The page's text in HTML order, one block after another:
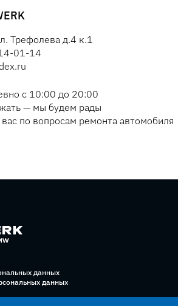
Трефолева д.4 к.1
01-14
с 10:00 до 20:00
— мы будем рады
по вопросам ремонта автомобиля
данных
данных